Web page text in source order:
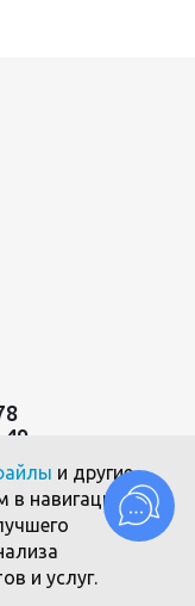
49
cookie
и другие
в навигации,
и услуг.